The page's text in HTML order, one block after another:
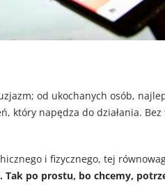
od ukochanych osób,
który napędza do działania. Bez
i fizycznego, tej
Tak po prostu, bo chcemy,